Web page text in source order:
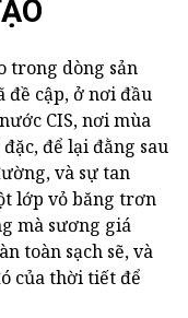
trong dòng sản
đề cập, ở nơi đầu
CIS, nơi mùa
để lại đằng sau
và sự tan
lớp vỏ băng trơn
mà sương giá
toàn sạch sẽ, và
của thời tiết để